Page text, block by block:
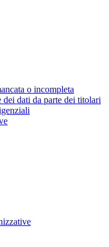
o incompleta
dei dati da parte dei titolari